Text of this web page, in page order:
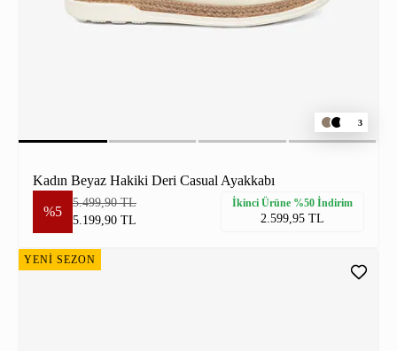
3
Kadın Beyaz Hakiki Deri Casual Ayakkabı
%5
5.499,90 TL
5.199,90 TL
İkinci Ürüne %50 İndirim
2.599,95 TL
YENİ SEZON